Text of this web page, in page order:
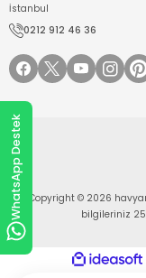
İstanbul
0212 912 46 36
Copyright © 2026
bilgileriniz
WhatsApp Destek